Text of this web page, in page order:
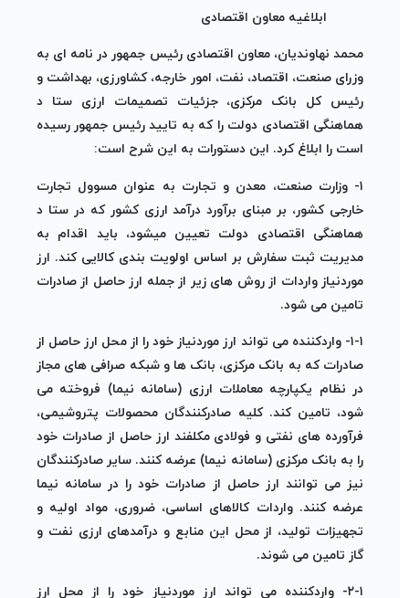
ابلاغیه معاون اقتصادی
محمد نهاوندیان، معاون اقتصادی رئیس جمهور در نامه ای به
وزرای صنعت، اقتصاد، نفت، امور خارجه، کشاورزی، بهداشت و
رئیس کل بانک مرکزی، جزئیات تصمیمات ارزی ستا د
هماهنگی اقتصادی دولت را که به تایید رئیس جمهور رسیده
است را ابلاغ کرد. این دستورات به این شرح است:
۱- وزارت صنعت، معدن و تجارت به عنوان مسوول تجارت
خارجی کشور، بر مبنای برآورد درآمد ارزی کشور که در ستا د
هماهنگی اقتصادی دولت تعیین می‎شود، باید اقدام به
مدیریت ثبت سفارش بر اساس اولویت بندی کالایی کند. ارز
موردنیاز واردات از روش های زیر از جمله ارز حاصل از صادرات
تامین می شود.
۱-۱- واردکننده می تواند ارز موردنیاز خود را از محل ارز حاصل از
صادرات که به بانک مرکزی، بانک ها و شبکه صرافی های مجاز
در نظام یکپارچه معاملات ارزی (سامانه نیما) فروخته می
شود، تامین کند. کلیه صادرکنندگان محصولات پتروشیمی،
فرآورده های نفتی و فولادی مکلفند ارز حاصل از صادرات خود
را به بانک مرکزی (سامانه نیما) عرضه کنند. سایر صادرکنندگان
نیز می توانند ارز حاصل از صادرات خود را در سامانه نیما
عرضه کنند. واردات کالاهای اساسی، ضروری، مواد اولیه و
تجهیزات تولید، از محل این منابع و درآمدهای ارزی نفت و
گاز تامین می شوند.
۲-۱- واردکننده می تواند ارز موردنیاز خود را از محل ارز